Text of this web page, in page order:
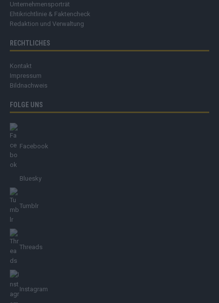
Unternehmensporträt
Ehtikrichtlinie & Faktencheck
Redaktion und Verwaltung
RECHTLICHES
Kontakt
Impressum
Bildnachweis
FOLGE UNS
Facebook
Bluesky
Tumblr
Threads
Instagram